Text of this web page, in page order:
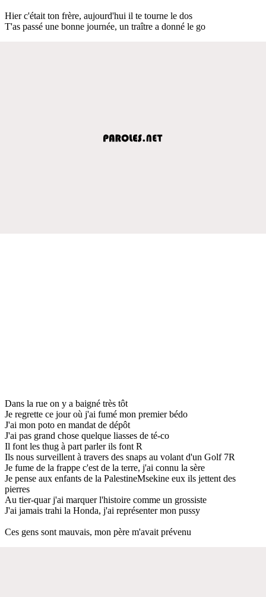
Hier c'était ton frère, aujourd'hui il te tourne le dos
T'as passé une bonne journée, un traître a donné le go
Dans la rue on y a baigné très tôt
Je regrette ce jour où j'ai fumé mon premier bédo
J'ai mon poto en mandat de dépôt
J'ai pas grand chose quelque liasses de té-co
Il font les thug à part parler ils font R
Ils nous surveillent à travers des snaps au volant d'un Golf 7R
Je fume de la frappe c'est de la terre, j'ai connu la sère
Je pense aux enfants de la PalestineMsekine eux ils jettent des
pierres
Au tier-quar j'ai marquer l'histoire comme un grossiste
J'ai jamais trahi la Honda, j'ai représenter mon pussy
Ces gens sont mauvais, mon père m'avait prévenu